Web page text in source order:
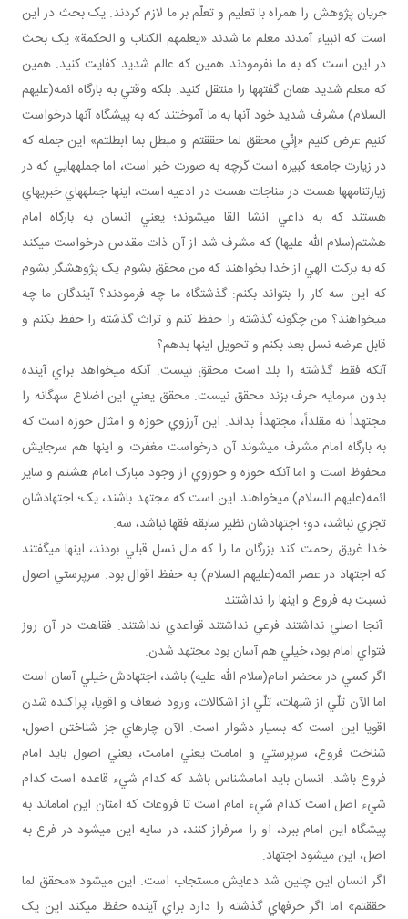
جريان پژوهش را همراه با تعليم و تعلّم بر ما لازم کردند. يک بحث در اين
است که انبياء آمدند معلم ما شدند «يعلمهم الکتاب و الحکمة» يک بحث
در اين است که به ما نفرمودند همين که عالم شديد کفايت کنيد. همين
که معلم شديد همان گفته ها را منتقل کنيد. بلکه وقتي به بارگاه ائمه(عليهم
السلام) مشرف شديد خود آنها به ما آموختند که به پيشگاه آنها درخواست
کنيم عرض کنيم «إنّي محقق لما حققتم و مبطل بما ابطلتم» اين جمله که
در زيارت جامعه کبيره است گرچه به صورت خبر است، اما جمله هايي که در
زيارتنامه ها هست در مناجات هست در ادعيه است، اينها جمله هاي خبريه اي
هستند که به داعي انشا القا مي شوند؛ يعني انسان به بارگاه امام
هشتم(سلام الله عليها) که مشرف شد از آن ذات مقدس درخواست مي کند
که به برکت الهي از خدا بخواهند که من محقق بشوم يک پژوهشگر بشوم
که اين سه کار را بتواند بکنم: گذشتگاه ما چه فرمودند؟ آيندگان ما چه
مي خواهند؟ من چگونه گذشته را حفظ کنم و تراث گذشته را حفظ بکنم و
قابل عرضه نسل بعد بکنم و تحويل اينها بدهم؟
آنکه فقط گذشته را بلد است محقق نيست. آنکه مي خواهد براي آينده
بدون سرمايه حرف بزند محقق نيست. محقق يعني اين اضلاع سه گانه را
مجتهداً نه مقلداً، مجتهداً بداند. اين آرزوي حوزه و امثال حوزه است که
به بارگاه امام مشرف مي شوند آن درخواست مغفرت و اينها هم سرجايش
محفوظ است و اما آنکه حوزه و حوزوي از وجود مبارک امام هشتم و ساير
ائمه(عليهم السلام) مي خواهند اين است که مجتهد باشند، يک؛ اجتهادشان
تجزي نباشد، دو؛ اجتهادشان نظير سابقه فقها نباشد، سه.
خدا غريق رحمت کند بزرگان ما را که مال نسل قبلي بودند، اينها مي گفتند
که اجتهاد در عصر ائمه(عليهم السلام) به حفظ اقوال بود. سرپرستي اصول
نسبت به فروع و اينها را نداشتند.
آنجا اصلي نداشتند فرعي نداشتند قواعدي نداشتند. فقاهت در آن روز
فتواي امام بود، خيلي هم آسان بود مجتهد شدن.
اگر کسي در محضر امام(سلام الله عليه) باشد، اجتهادش خيلي آسان است
اما الآن تلّي از شبهات، تلّي از اشکالات، ورود ضعاف و اقويا، پراکنده شدن
اقويا اين است که بسيار دشوار است. الآن چاره اي جز شناختن اصول،
شناخت فروع، سرپرستي و امامت يعني امامت، يعني اصول بايد امام
فروع باشد. انسان بايد امام شناس باشد که کدام شيء قاعده است کدام
شيء اصل است کدام شيء امام است تا فروعات که امتان اين امام اند به
پيشگاه اين امام ببرد، او را سرفراز کنند، در سايه اين مي شود در فرع به
اصل، اين مي شود اجتهاد.
اگر انسان اين چنين شد دعايش مستجاب است. اين مي شود «محقق لما
حققتم» اما اگر حرف هاي گذشته را دارد براي آينده حفظ مي کند اين يک